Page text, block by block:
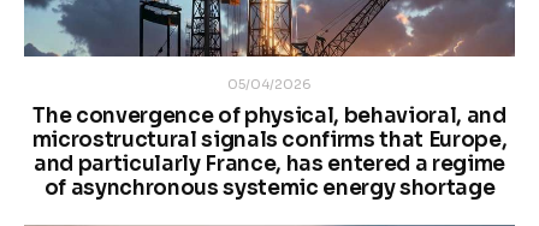
05/04/2026
The convergence of physical, behavioral, and
microstructural signals confirms that Europe,
and particularly France, has entered a regime
of asynchronous systemic energy shortage